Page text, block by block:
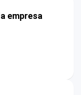
empresa